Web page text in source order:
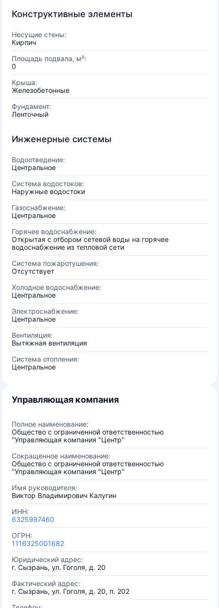
Конструктивные элементы
Несущие стены:
Кирпич
Площадь подвала, м²:
0
Крыша:
Железобетонные
Фундамент:
Ленточный
Инженерные системы
Водоотведение:
Центральное
Система водостоков:
Наружные водостоки
Газоснабжение:
Центральное
Горячее водоснабжение:
Открытая с отбором сетевой воды на горячее
водоснабжение из тепловой сети
Система пожаротушения:
Отсутствует
Холодное водоснабжение:
Центральное
Электроснабжение:
Центральное
Вентиляция:
Вытяжная вентиляция
Система отопления:
Центральное
Управляющая компания
Полное наименование:
Общество с ограниченной ответственностью
"Управляющая компания "Центр"
Сокращенное наименование:
Общество с ограниченной ответственностью
"Управляющая компания "Центр"
Имя руководителя:
Виктор Владимирович Калугин
ИНН:
6325997460
ОГРН:
1116325001682
Юридический адрес:
г. Сызрань, ул. Гоголя, д. 20
Фактический адрес:
г. Сызрань, ул. Гоголя, д. 20, п. 202